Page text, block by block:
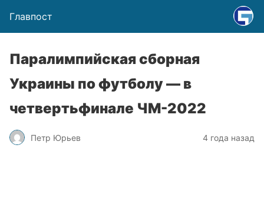
Главпост
Паралимпийская сборная
Украины по футболу — в
четвертьфинале ЧМ-2022
Петр Юрьев 4 года назад